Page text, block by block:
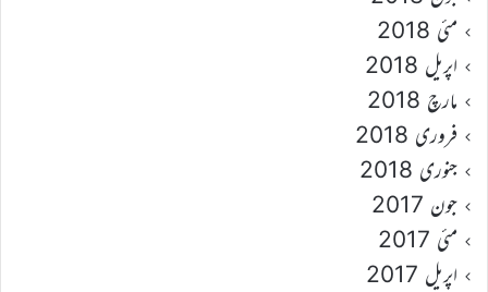
مئی 2018
اپریل 2018
مارچ 2018
فروری 2018
جنوری 2018
جون 2017
مئی 2017
اپریل 2017